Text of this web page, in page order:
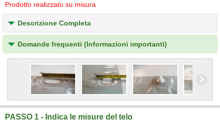
Prodotto realizzato su misura
Descrizione Completa
Domande frequenti (Informazioni importanti)
PASSO 1 - Indica le misure del telo